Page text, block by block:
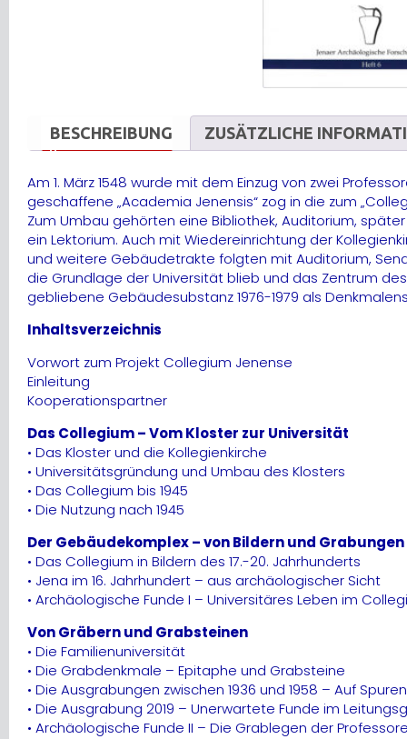
BESCHREIBUNG ZUSÄTZLICHE
Am 1. März 1548 wurde mit dem Einzug von zwei
geschaffene „Academia Jenensis“ zog in die zum
Zum Umbau gehörten eine Bibliothek, Auditorium,
ein Lektorium. Auch mit Wiedereinrichtung der
und weitere Gebäudetrakte folgten mit Auditorium,
die Grundlage der Universität blieb und das Zentrum
gebliebene Gebäudesubstanz 1976-1979 als
Inhaltsverzeichnis
Vorwort zum Projekt Collegium Jenense
Einleitung
Kooperationspartner
Das Collegium – Vom Kloster zur Universität
• Das Kloster und die Kollegienkirche
• Universitätsgründung und Umbau des Klosters
• Das Collegium bis 1945
• Die Nutzung nach 1945
Der Gebäudekomplex – von Bildern und Grabungen
• Das Collegium in Bildern des 17.-20. Jahrhunderts
• Jena im 16. Jahrhundert – aus archäologischer Sicht
• Archäologische Funde I – Universitäres Leben im
Von Gräbern und Grabsteinen
• Die Familienuniversität
• Die Grabdenkmale – Epitaphe und Grabsteine
• Die Ausgrabungen zwischen 1936 und 1958 – Auf
• Die Ausgrabung 2019 – Unerwartete Funde im
• Archäologische Funde II – Die Grablegen der